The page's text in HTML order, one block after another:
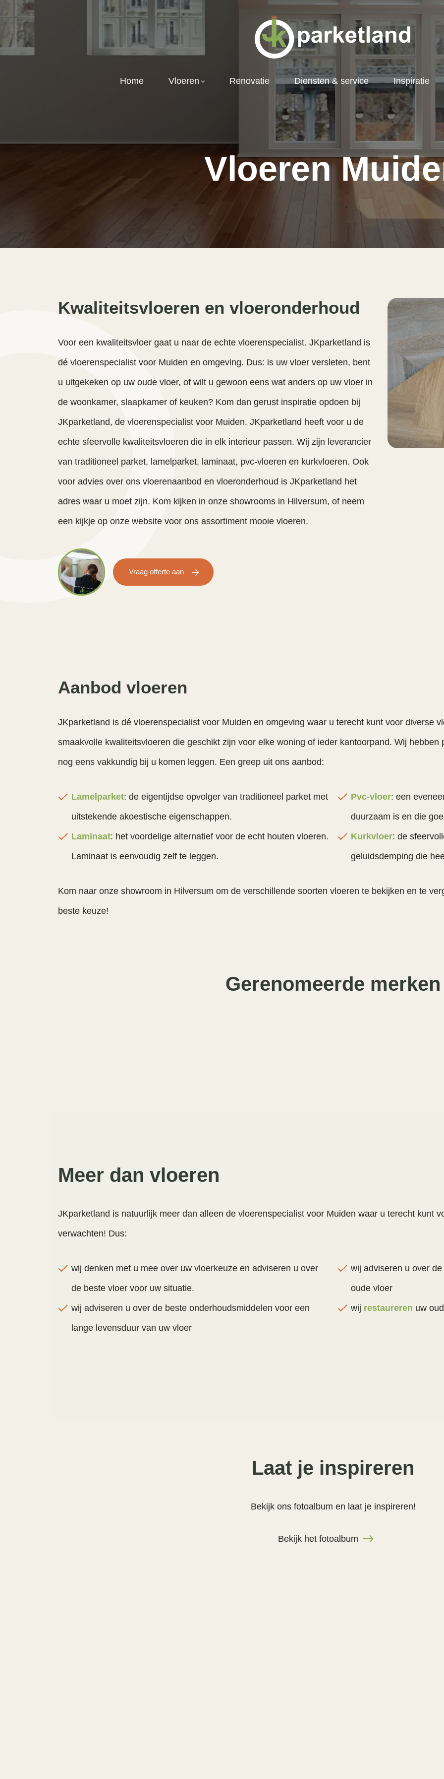
Home Vloeren Renovatie Diensten & service Inspiratie
Vloeren
Kwaliteitsvloeren en vloeronderhoud
Voor een kwaliteitsvloer gaat u naar de echte vloerenspecialist. JKparketland is
dé vloerenspecialist voor Muiden en omgeving. Dus: is uw vloer versleten, bent
u uitgekeken op uw oude vloer, of wilt u gewoon eens wat anders op uw vloer in
de woonkamer, slaapkamer of keuken? Kom dan gerust inspiratie opdoen bij
JKparketland, de vloerenspecialist voor Muiden. JKparketland heeft voor u de
echte sfeervolle kwaliteitsvloeren die in elk interieur passen. Wij zijn leverancier
van traditioneel parket, lamelparket, laminaat, pvc-vloeren en kurkvloeren. Ook
voor advies over ons vloerenaanbod en vloeronderhoud is JKparketland het
adres waar u moet zijn. Kom kijken in onze showrooms in Hilversum, of neem
een kijkje op onze website voor ons assortiment mooie vloeren.
Vraag offerte aan
Aanbod vloeren
JKparketland is dé vloerenspecialist voor Muiden en omgeving waar u terecht kunt voor diverse
smaakvolle kwaliteitsvloeren die geschikt zijn voor elke woning of ieder kantoorpand. Wij
nog eens vakkundig bij u komen leggen. Een greep uit ons aanbod:
Lamelparket: de eigentijdse opvolger van traditioneel parket met
uitstekende akoestische eigenschappen.
Laminaat: het voordelige alternatief voor de echt houten vloeren.
Laminaat is eenvoudig zelf te leggen.
Pvc-vloer: een
duurzaam is en die
Kurkvloer: de
geluidsdemping die
Kom naar onze showroom in Hilversum om de verschillende soorten vloeren te bekijken en te
beste keuze!
Gerenomeerde merken
Meer dan vloeren
JKparketland is natuurlijk meer dan alleen de vloerenspecialist voor Muiden waar u terecht kunt
verwachten! Dus:
wij denken met u mee over uw vloerkeuze en adviseren u over
de beste vloer voor uw situatie.
wij adviseren u over de beste onderhoudsmiddelen voor een
lange levensduur van uw vloer
wij adviseren u over
oude vloer
wij restaureren uw
Laat je inspireren
Bekijk ons fotoalbum en laat je inspireren!
Bekijk het fotoalbum